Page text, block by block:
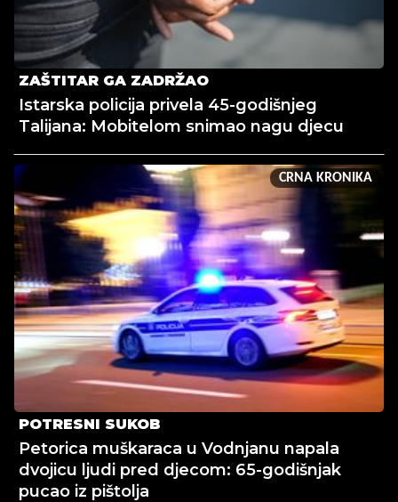
ZAŠTITAR GA ZADRŽAO
Istarska policija privela 45-godišnjeg
Talijana: Mobitelom snimao nagu djecu
CRNA KRONIKA
POTRESNI SUKOB
Petorica muškaraca u Vodnjanu napala
dvojicu ljudi pred djecom: 65-godišnjak
pucao iz pištolja